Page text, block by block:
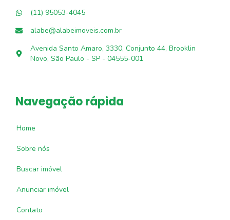
(11) 95053-4045
alabe@alabeimoveis.com.br
Avenida Santo Amaro, 3330, Conjunto 44, Brooklin
Novo, São Paulo - SP - 04555-001
Navegação rápida
Home
Sobre nós
Buscar imóvel
Anunciar imóvel
Contato